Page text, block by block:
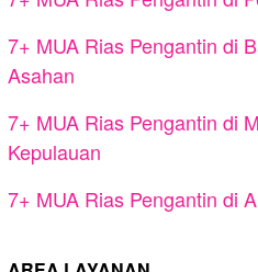
7+ MUA Rias Pengantin di
Asahan
7+ MUA Rias Pengantin di
Kepulauan
7+ MUA Rias Pengantin di